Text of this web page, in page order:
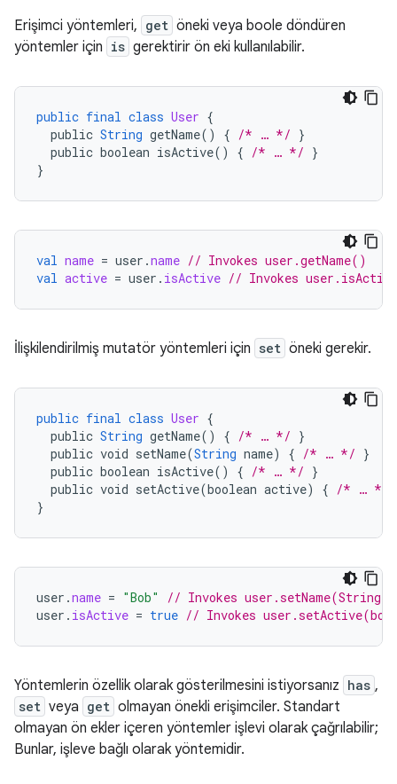
Erişimci yöntemleri, get öneki veya boole döndüren
yöntemler için is gerektirir ön eki kullanılabilir.
public final class User {
public String getName() { /* … */ }
public boolean isActive() { /* … */ }
}
val name = user .name // Invokes user.getName()
val active = user . isActive // Invokes
İlişkilendirilmiş mutatör yöntemleri için set öneki gerekir.
public final class User {
public String getName() { /* … */ }
public void setName(String name) { /* … */ }
public boolean isActive() { /* … */ }
public void setActive(boolean active) { /* … */
}
user .name = "Bob"
// Invokes user.setName(String)
user . isActive = true // Invokes
Yöntemlerin özellik olarak gösterilmesini istiyorsanız has ,
set veya get olmayan önekli erişimciler. Standart
olmayan ön ekler içeren yöntemler işlevi olarak çağrılabilir;
Bunlar, işleve bağlı olarak yöntemidir.